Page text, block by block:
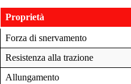
Proprietà
Forza di snervamento
Resistenza alla trazione
Allungamento